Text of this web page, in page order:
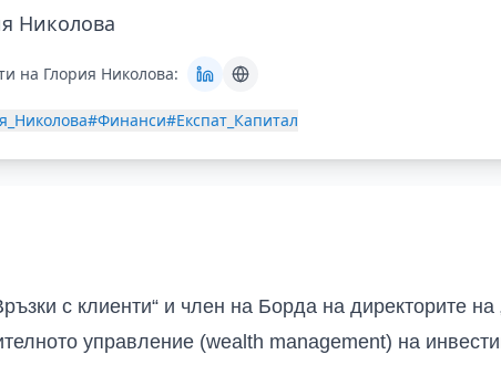
Николова
на Глория Николова:
#Финанси#Експат_Капитал
с клиенти“ и член на Борда на директорите на
управление (wealth management) на